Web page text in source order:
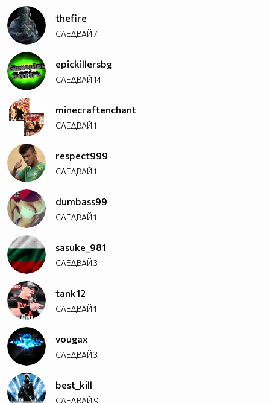
thefire
СЛЕДВАЙ7
epickillersbg
СЛЕДВАЙ14
minecraftenchant
СЛЕДВАЙ1
respect999
СЛЕДВАЙ1
dumbass99
СЛЕДВАЙ1
sasuke_981
СЛЕДВАЙ3
tank12
СЛЕДВАЙ1
vougax
СЛЕДВАЙ3
best_kill
СЛЕДВАЙ 9